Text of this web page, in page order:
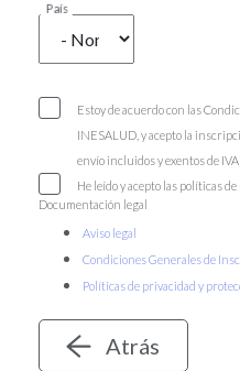
País
Estoy de acuerdo con las
INESALUD, y acepto la
envío incluidos y exentos de
He leído y acepto las políticas
Documentación legal
Aviso legal
Condiciones Generales de
Políticas de privacidad y
Atrás